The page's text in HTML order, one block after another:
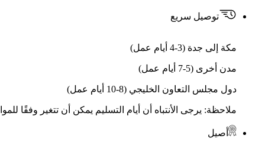
توصيل سريع
مكة إلى جدة (3-4 أيام عمل)
مدن أخرى (5-7 أيام عمل)
دول مجلس التعاون الخليجي (8-10 أيام عمل)
ملاحظة: يرجى الأنتباه أن أيام التسليم يمكن أن تتغير وفقًا
أصيل